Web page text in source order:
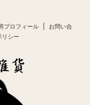
プロフィール
お問い合
リシー